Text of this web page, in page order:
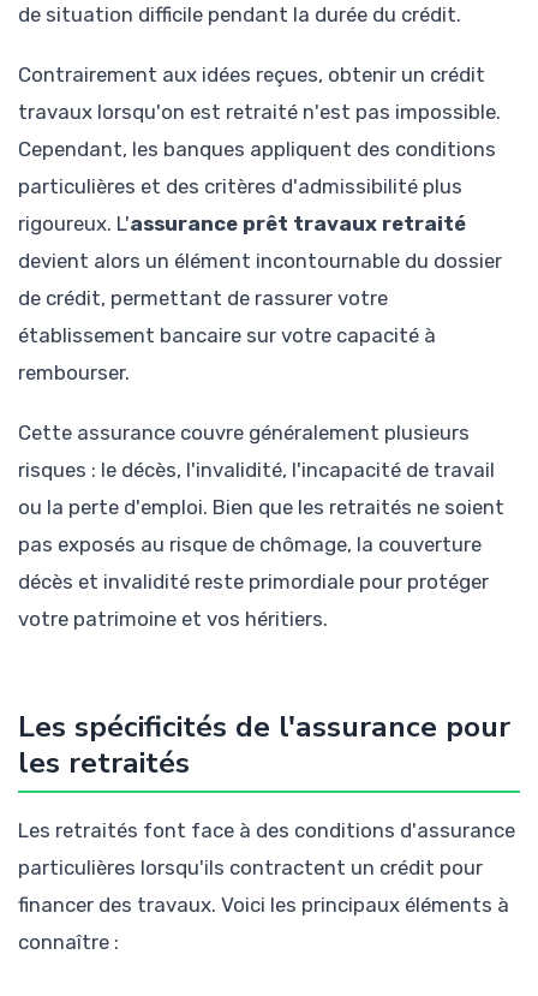
de situation difficile pendant la durée du crédit.
Contrairement aux idées reçues, obtenir un crédit
travaux lorsqu'on est retraité n'est pas impossible.
Cependant, les banques appliquent des conditions
particulières et des critères d'admissibilité plus
rigoureux. L'assurance prêt travaux retraité
devient alors un élément incontournable du dossier
de crédit, permettant de rassurer votre
établissement bancaire sur votre capacité à
rembourser.
Cette assurance couvre généralement plusieurs
risques : le décès, l'invalidité, l'incapacité de travail
ou la perte d'emploi. Bien que les retraités ne soient
pas exposés au risque de chômage, la couverture
décès et invalidité reste primordiale pour protéger
votre patrimoine et vos héritiers.
Les spécificités de l'assurance pour
les retraités
Les retraités font face à des conditions d'assurance
particulières lorsqu'ils contractent un crédit pour
financer des travaux. Voici les principaux éléments à
connaître :